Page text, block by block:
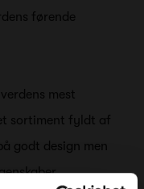
førende
mest
sortiment fyldt af
godt design men